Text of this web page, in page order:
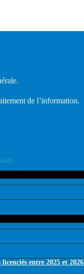
de l’information.
entre 2025 et 2026